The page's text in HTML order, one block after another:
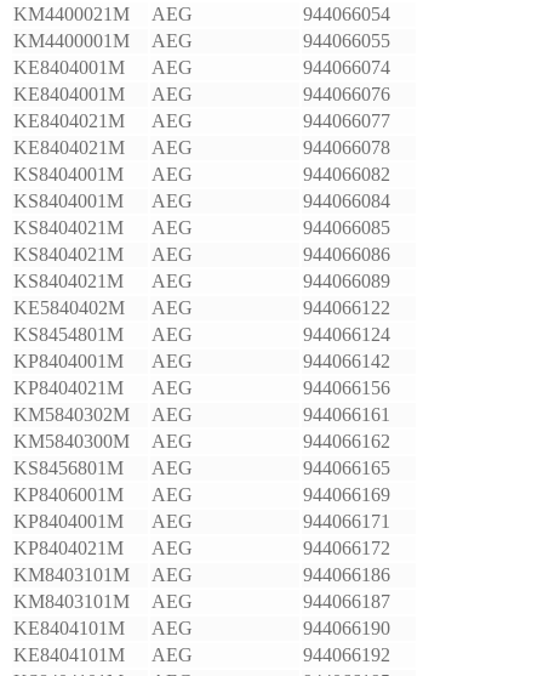
KM4400021M
AEG
944066054
KM4400001M
AEG
944066055
KE8404001M
AEG
944066074
KE8404001M
AEG
944066076
KE8404021M
AEG
944066077
KE8404021M
AEG
944066078
KS8404001M
AEG
944066082
KS8404001M
AEG
944066084
KS8404021M
AEG
944066085
KS8404021M
AEG
944066086
KS8404021M
AEG
944066089
KE5840402M
AEG
944066122
KS8454801M
AEG
944066124
KP8404001M
AEG
944066142
KP8404021M
AEG
944066156
KM5840302M
AEG
944066161
KM5840300M
AEG
944066162
KS8456801M
AEG
944066165
KP8406001M
AEG
944066169
KP8404001M
AEG
944066171
KP8404021M
AEG
944066172
KM8403101M
AEG
944066186
KM8403101M
AEG
944066187
KE8404101M
AEG
944066190
KE8404101M
AEG
944066192